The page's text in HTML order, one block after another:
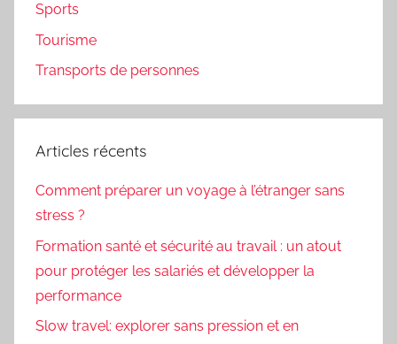
Sports
Tourisme
Transports de personnes
Articles récents
Comment préparer un voyage à l’étranger sans
stress ?
Formation santé et sécurité au travail : un atout
pour protéger les salariés et développer la
performance
Slow travel: explorer sans pression et en